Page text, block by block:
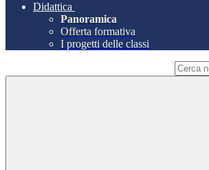
Didattica
Panoramica
Offerta formativa
I progetti delle classi